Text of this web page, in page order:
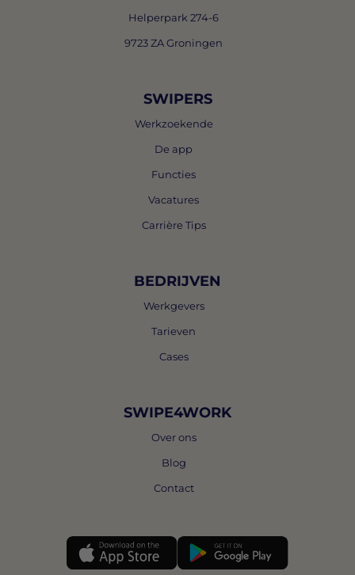
Helperpark 274-6
9723 ZA Groningen
SWIPERS
Werkzoekende
De app
Functies
Vacatures
Carrière Tips
BEDRIJVEN
Werkgevers
Tarieven
Cases
SWIPE4WORK
Over ons
Blog
Contact